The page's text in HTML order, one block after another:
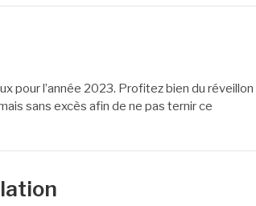
pour l’année 2023. Profitez bien du réveillon
sans excès afin de ne pas ternir ce